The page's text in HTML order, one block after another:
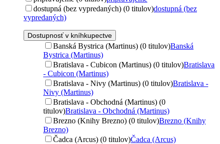
dostupná (bez vypredaných) (0 titulov)dostupná (bez
vypredaných)
Dostupnosť v kníhkupectve
Banská Bystrica (Martinus) (0 titulov)Banská
Bystrica (Martinus)
Bratislava - Cubicon (Martinus) (0 titulov)Bratislava
- Cubicon (Martinus)
Bratislava - Nivy (Martinus) (0 titulov)Bratislava -
Nivy (Martinus)
Bratislava - Obchodná (Martinus) (0
titulov)Bratislava - Obchodná (Martinus)
Brezno (Knihy Brezno) (0 titulov)Brezno (Knihy
Brezno)
Čadca (Arcus) (0 titulov)Čadca (Arcus)